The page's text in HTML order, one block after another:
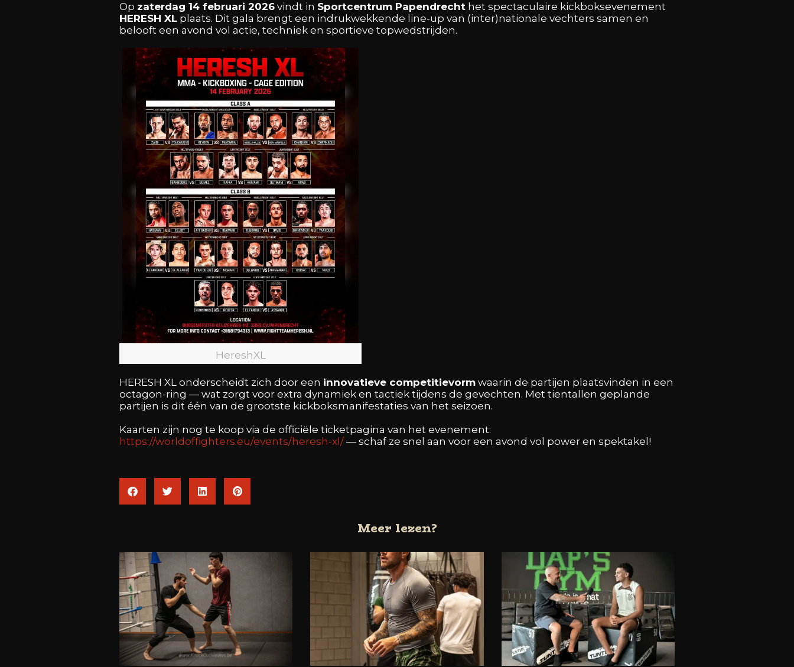
Op zaterdag 14 februari 2026 vindt in Sportcentrum Papendrecht het spectaculaire kickboks­evenement
HERESH XL plaats. Dit gala brengt een indrukwekkende line-up van (inter)nationale vechters samen en
belooft een avond vol actie, techniek en sportieve top­wedstrijden.
HereshXL
HERESH XL onderscheidt zich door een innovatieve competitie­vorm waarin de partijen plaatsvinden in een
octagon-ring — wat zorgt voor extra dynamiek en tactiek tijdens de gevechten. Met tientallen geplande
partijen is dit één van de groots­te kickboksmanifestaties van het seizoen.
Kaarten zijn nog te koop via de officiële ticketpagina van het evenement:
https://worldoffighters.eu/events/heresh-xl/ — schaf ze snel aan voor een avond vol power en spektakel!
Meer lezen?